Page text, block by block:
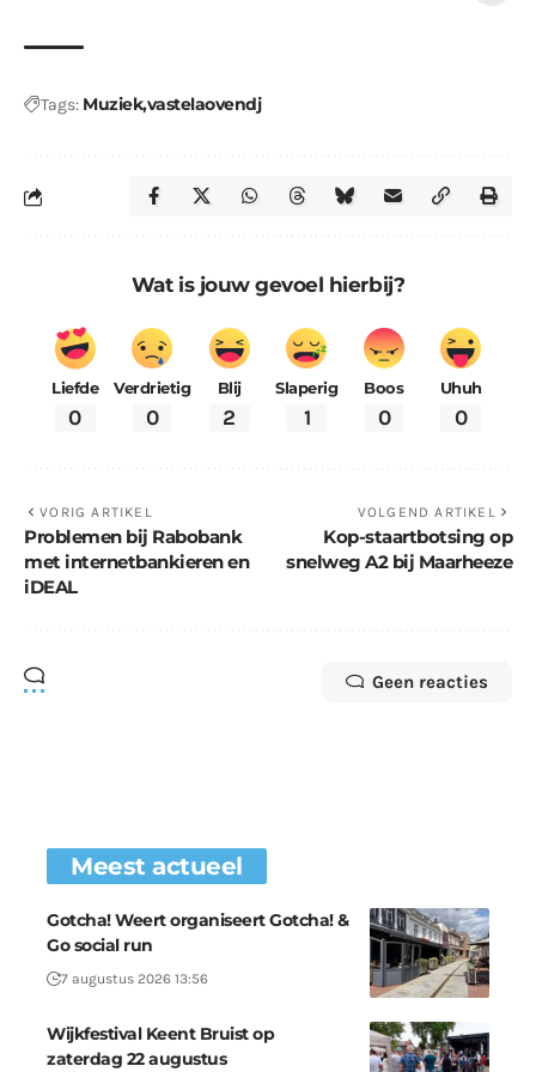
Tags: Muziekvastelaovendj
Wat is jouw gevoel hierbij?
Liefde
0
Verdrietig
0
Blij
2
Slaperig
1
Boos
0
Uhuh
0
VORIG ARTIKEL
Problemen bij Rabobank
met internetbankieren en
iDEAL
VOLGEND ARTIKEL
Kop-staartbotsing op
snelweg A2 bij Maarheeze
Geen reacties
Meest actueel
Gotcha! Weert organiseert Gotcha! &
Go social run
7 augustus 2026 13:56
Wijkfestival Keent Bruist op
zaterdag 22 augustus